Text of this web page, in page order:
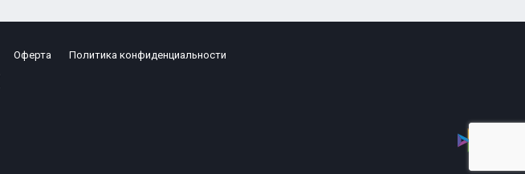
Оферта Политика конфиденциальности